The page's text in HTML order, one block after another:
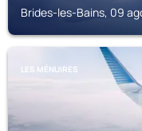
Brides-les-Bains, 09
LES MÉNUIRES